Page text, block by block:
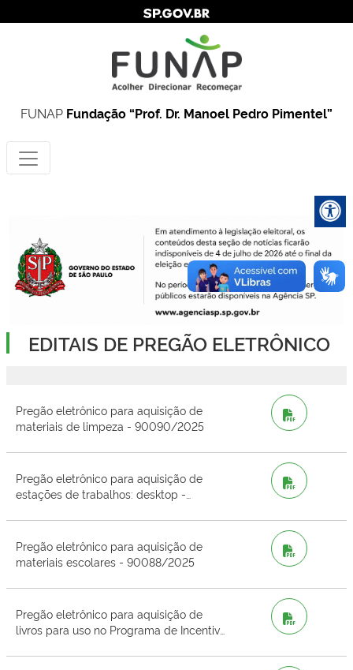
FUNAP Fundação “Prof. Dr. Manoel Pedro Pimentel”
EDITAIS DE PREGÃO ELETRÔNICO
Pregão eletrônico para aquisição de
materiais de limpeza - 90090/2025
PDF
Pregão eletrônico para aquisição de
estações de trabalhos: desktop -
PDF
Pregão eletrônico para aquisição de
materiais escolares - 90088/2025
PDF
Pregão eletrônico para aquisição de
livros para uso no Programa de Incentivo
- 90087/2025
PDF